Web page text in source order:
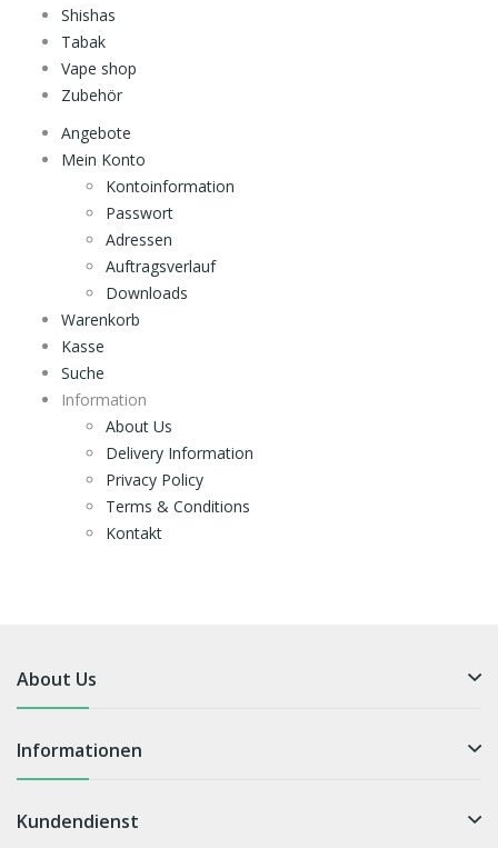
Shishas
Tabak
Vape shop
Zubehör
Angebote
Mein Konto
Kontoinformation
Passwort
Adressen
Auftragsverlauf
Downloads
Warenkorb
Kasse
Suche
Information
About Us
Delivery Information
Privacy Policy
Terms & Conditions
Kontakt
About Us
Informationen
Kundendienst